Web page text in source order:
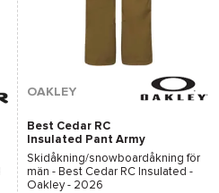
OAKLEY
Best Cedar RC
Insulated Pant Army
Green
Skidåkning/snowboardåkning för
män - Best Cedar RC Insulated -
Oakley- 2026